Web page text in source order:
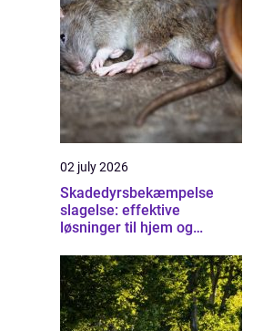
02 july 2026
Skadedyrsbekæmpelse
slagelse: effektive
løsninger til hjem og